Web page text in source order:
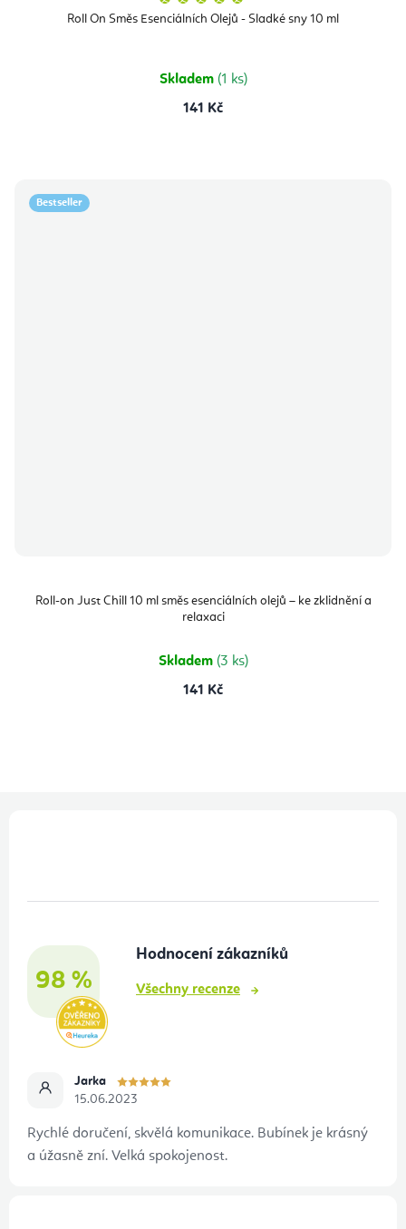
Roll On Směs Esenciálních Olejů - Sladké sny 10 ml
produktu
je
Skladem (1 ks)
141 Kč
Bestseller
Roll-on Just Chill 10 ml směs esenciálních olejů – ke zklidnění a
relaxaci
Skladem (3 ks)
141 Kč
98 %
Hodnocení zákazníků
Všechny recenze
Jarka
15.06.2023
Rychlé doručení, skvělá komunikace. Bubínek je krásný
a úžasně zní. Velká spokojenost.